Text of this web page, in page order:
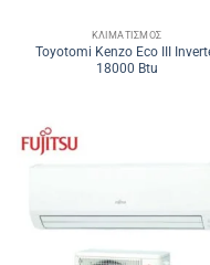
ΚΛΙΜΑΤΙΣΜΌΣ
Toyotomi Kenzo Eco III
18000 Btu